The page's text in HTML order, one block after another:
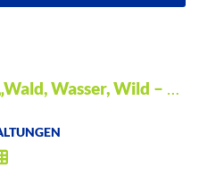
– Wanderung zur Jägersburg“